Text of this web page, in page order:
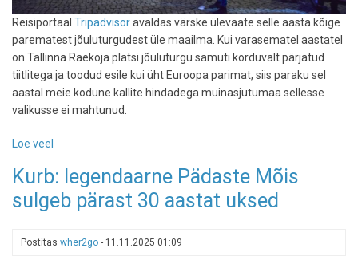
Reisiportaal Tripadvisoravaldas värske ülevaate selle aasta kõige
parematest jõuluturgudest üle maailma. Kui varasematel aastatel
on Tallinna Raekoja platsi jõuluturgu samuti korduvalt pärjatud
tiitlitega ja toodud esile kui üht Euroopa parimat, siis paraku sel
aastal meie kodune kallite hindadega muinasjutumaa sellesse
valikusse ei mahtunud.
Loe veel
reastas
maailma
parimad
vaata,
Kurb: legendaarne Pädaste Mõis
sulgeb pärast 30 aastat uksed
Postitas wher2go - 11.11.2025 01:09